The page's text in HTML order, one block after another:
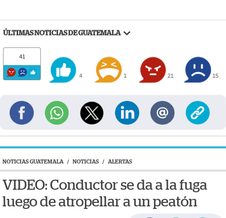
ÚLTIMAS NOTICIAS DE GUATEMALA
41
4 1 21 15
NOTICIAS GUATEMALA / NOTICIAS / ALERTAS
VIDEO: Conductor se da a la fuga
luego de atropellar a un peatón